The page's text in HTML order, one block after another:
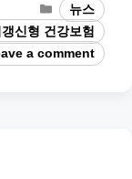
Categories
뉴스
신형 건강보험
a comment